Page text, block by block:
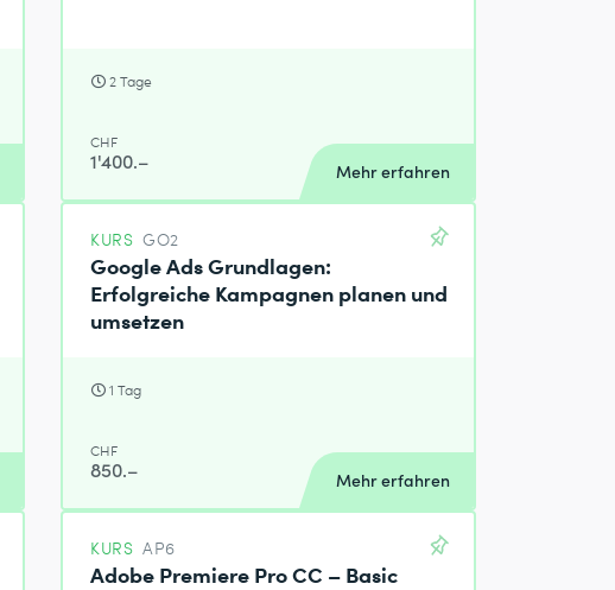
2 Tage
CHF
1'400.– Mehr erfahren
KURS GO2
Google Ads Grundlagen:
Erfolgreiche Kampagnen planen und
umsetzen
1 Tag
CHF
850.– Mehr erfahren
KURS AP6
Adobe Premiere Pro CC – Basic